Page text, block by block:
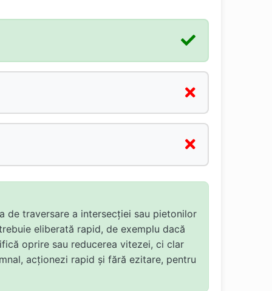
de traversare a intersecției sau pietonilor
eliberată rapid, de exemplu dacă
oprire sau reducerea vitezei, ci clar
acționezi rapid și fără ezitare, pentru